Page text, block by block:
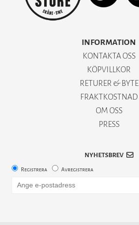
INFORMATION
KONTAKTA OSS
KÖPVILLKOR
RETURER & BYTE
FRAKTKOSTNAD
OM OSS
PRESS
NYHETSBREV
Registrera Avregistrera